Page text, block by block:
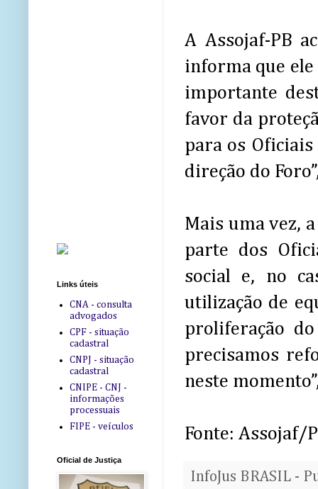
A Assojaf-PB
informa que ele
importante
favor da
para os Oficiais
direção do
Mais uma vez,
parte dos
social e, no
utilização de
proliferação
precisamos
neste
Fonte: Assojaf/
InfoJus BRASIL -
Links úteis
CNA - consulta
advogados
CPF - situação
cadastral
CNPJ - situação
cadastral
CNIPE - CNJ -
informações
processuais
FIPE - veículos
Oficial de Justiça